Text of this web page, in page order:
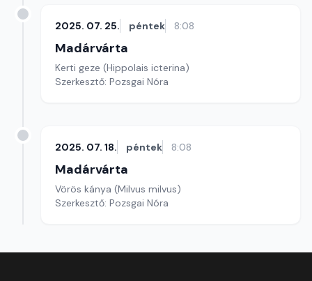
2025. 07. 25. péntek 8:08
Madárvárta
Kerti geze (Hippolais icterina)
Szerkesztő: Pozsgai Nóra
2025. 07. 18. péntek 8:08
Madárvárta
Vörös kánya (Milvus milvus)
Szerkesztő: Pozsgai Nóra